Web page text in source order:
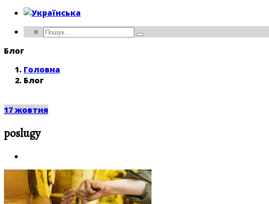
Блог
Головна
Блог
17жовтня
poslugy